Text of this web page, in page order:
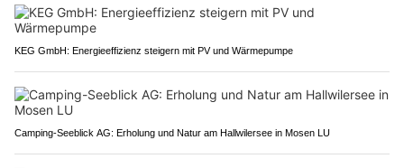
KEG GmbH: Energieeffizienz steigern mit PV und Wärmepumpe
Camping-Seeblick AG: Erholung und Natur am Hallwilersee in Mosen LU